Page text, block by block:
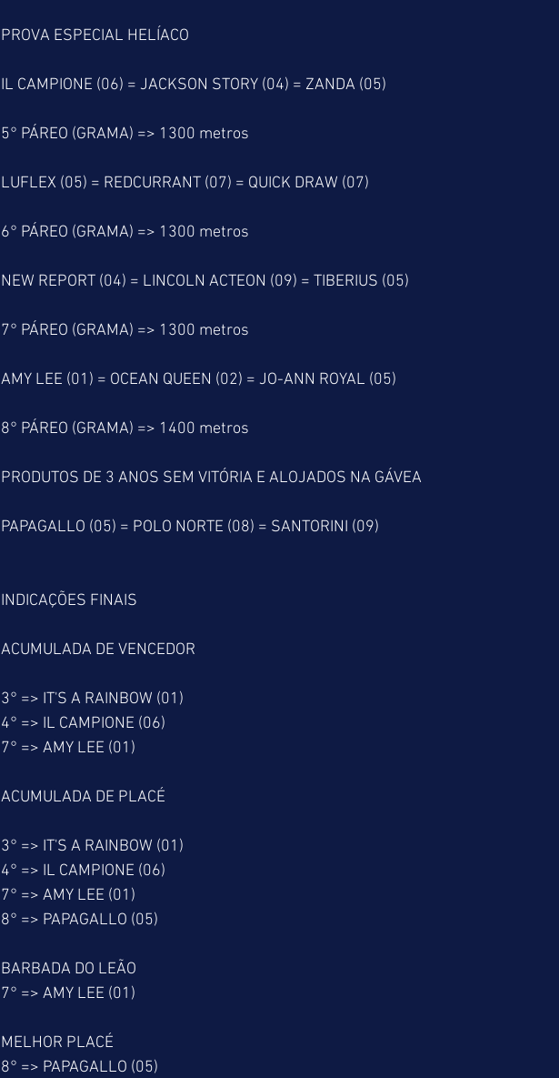
PROVA ESPECIAL HELÍACO
IL CAMPIONE (06) = JACKSON STORY (04) = ZANDA (05)
5° PÁREO (GRAMA) => 1300 metros
LUFLEX (05) = REDCURRANT (07) = QUICK DRAW (07)
6° PÁREO (GRAMA) => 1300 metros
NEW REPORT (04) = LINCOLN ACTEON (09) = TIBERIUS (05)
7° PÁREO (GRAMA) => 1300 metros
AMY LEE (01) = OCEAN QUEEN (02) = JO-ANN ROYAL (05)
8° PÁREO (GRAMA) => 1400 metros
PRODUTOS DE 3 ANOS SEM VITÓRIA E ALOJADOS NA GÁVEA
PAPAGALLO (05) = POLO NORTE (08) = SANTORINI (09)
INDICAÇÕES FINAIS
ACUMULADA DE VENCEDOR
3° => IT'S A RAINBOW (01)
4° => IL CAMPIONE (06)
7° => AMY LEE (01)
ACUMULADA DE PLACÉ
3° => IT'S A RAINBOW (01)
4° => IL CAMPIONE (06)
7° => AMY LEE (01)
8° => PAPAGALLO (05)
BARBADA DO LEÃO
7° => AMY LEE (01)
MELHOR PLACÉ
8° => PAPAGALLO (05)